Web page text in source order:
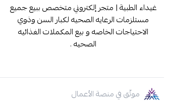
غيداء الطبية | متجر إلكتروني متخصص ببيع جميع
مستلزمات الرعايه الصحيه لكبار السن وذوي
الاحتياجات الخاصه و بيع المكملات الغذائيه
الصحيه .
موثّق في منصة الأعمال